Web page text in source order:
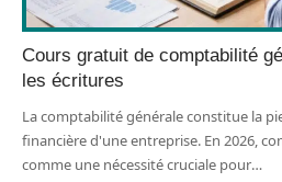
Cours gratuit de comptabilité
les écritures
La comptabilité générale constitue la
financière d'une entreprise. En 2026,
comme une nécessité cruciale pour…